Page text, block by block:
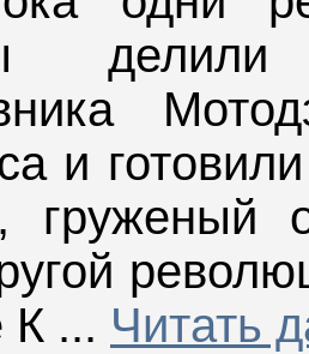
и
К ... Читать